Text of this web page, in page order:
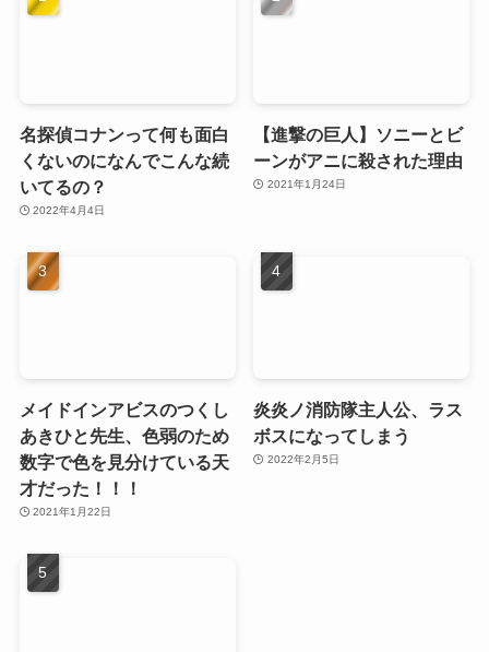
名探偵コナンって何も面白
くないのになんでこんな続
いてるの？
2022年4月4日
【進撃の巨人】ソニーとビ
ーンがアニに殺された理由
2021年1月24日
メイドインアビスのつくし
あきひと先生、色弱のため
数字で色を見分けている天
才だった！！！
2021年1月22日
炎炎ノ消防隊主人公、ラス
ボスになってしまう
2022年2月5日